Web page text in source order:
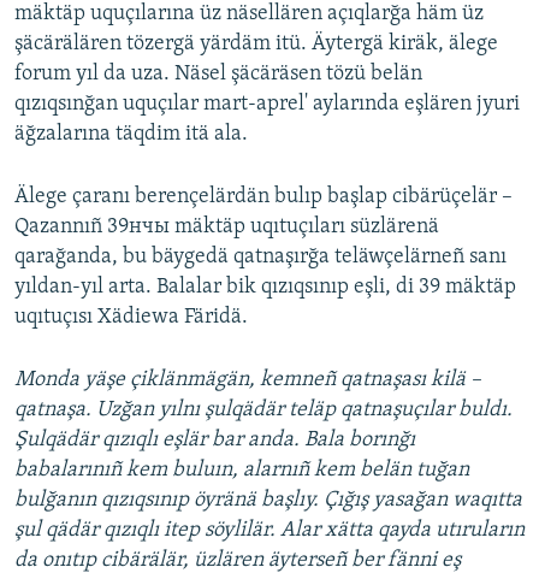
ПӘРӘВЕЗ
ФӘН-ФӘСМӘТӘН
КИНОХАНӘ
ӘЙДӘ ONLINE
IDEL.РЕАЛИИ
БЕЗГӘ КУШЫЛЫГЫЗ!
БАШКА ТЕЛЛӘРДӘ
mäktäp uquçılarına üz näsellären açıqlarğa häm üz
şäcärälären tözergä yärdäm itü. Äytergä kiräk, älege
forum yıl da uza. Näsel şäcäräsen tözü belän
qızıqsınğan uquçılar mart-aprel' aylarında eşlären jyuri
äğzalarına täqdim itä ala.
Älege çaranı berençelärdän bulıp başlap cibärüçelär –
Qazannıñ 39нчы mäktäp uqıtuçıları süzlärenä
qarağanda, bu bäygedä qatnaşırğa teläwçelärneñ sanı
yıldan-yıl arta. Balalar bik qızıqsınıp eşli, di 39 mäktäp
uqıtuçısı Xädiewa Färidä.
Monda yäşe çiklänmägän, kemneñ qatnaşası kilä –
qatnaşa. Uzğan yılnı şulqädär teläp qatnaşuçılar buldı.
Şulqädär qızıqlı eşlär bar anda. Bala borınğı
babalarınıñ kem buluın, alarnıñ kem belän tuğan
bulğanın qızıqsınıp öyränä başlıy. Çığış yasağan waqıtta
şul qädär qızıqlı itep söylilär. Alar xätta qayda utıruların
da onıtıp cibärälär, üzlären äyterseñ ber fänni eş